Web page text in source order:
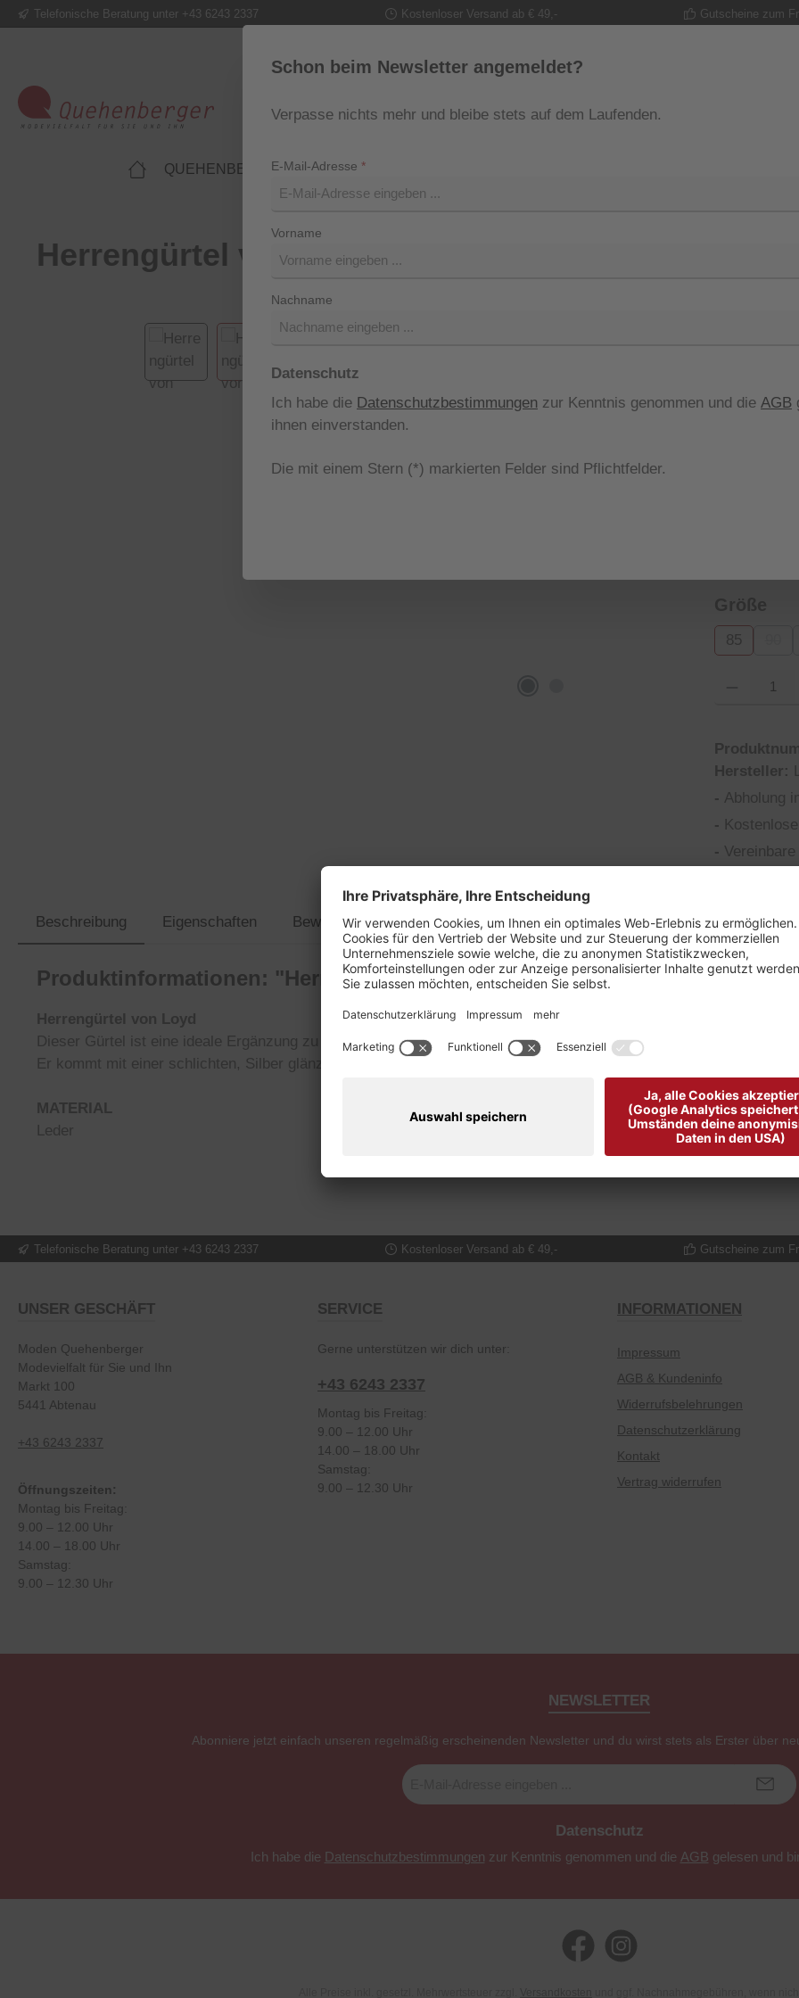
Hauptinhalt springen
Zur Suche springen
Zur Hauptnavigation springen
Telefonische Beratung unter +43 6243 2337 Kostenloser Versand ab € 49,- Gutscheine zum
QUEHENBERGER LIFESTYLE
Herrengürtel von Loyd
Bildergalerie überspringen
85
Hersteller:
- Abholung
-
-
Beschreibung Eigenschaften Bewertungen
Produktinformationen: "Herrengürtel von Loyd "
Herrengürtel von Loyd
Dieser Gürtel ist eine ideale Ergänzung zu eleganten Outfits.
Er kommt mit einer schlichten, Silber glänzenden Schnalle und ist in schwarzem Glattleder gearbeitet.
MATERIAL
Leder
Telefonische Beratung unter +43 6243 2337 Kostenloser Versand ab € 49,- Gutscheine zum
SERVICE
Gerne unterstützen wir dich unter:
+43 6243 2337
Montag bis Freitag:
9.00 – 12.00 Uhr
14.00 – 18.00 Uhr
Samstag:
9.00 – 12.30 Uhr
INFORMATIONEN
Impressum
AGB & Kundeninfo
Widerrufsbelehrungen
Datenschutzerklärung
Kontakt
Vertrag widerrufen
UNSER GESCHÄFT
Moden Quehenberger
Modevielfalt für Sie und Ihn
Markt 100
5441 Abtenau
+43 6243 2337
Öffnungszeiten:
Montag bis Freitag:
9.00 – 12.00 Uhr
14.00 – 18.00 Uhr
Samstag:
9.00 – 12.30 Uhr
NEWSLETTER
Abonniere jetzt einfach unseren regelmäßig erscheinenden Newsletter und du wirst stets als Erster über
E-
Mail-
Datenschutz
Ich habe die Datenschutzbestimmungen zur Kenntnis genommen und die AGB gelesen und
Facebook Instagram
Schon beim Newsletter angemeldet?
Verpasse nichts mehr und bleibe stets auf dem Laufenden.
E-Mail-Adresse *
Vorname
Nachname
Datenschutz
Ich habe die Datenschutzbestimmungen zur Kenntnis genommen und die AGB
ihnen einverstanden.
Die mit einem Stern (*) markierten Felder sind Pflichtfelder.